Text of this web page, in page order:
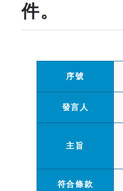
件。
序號
發言人
主旨
符合條款